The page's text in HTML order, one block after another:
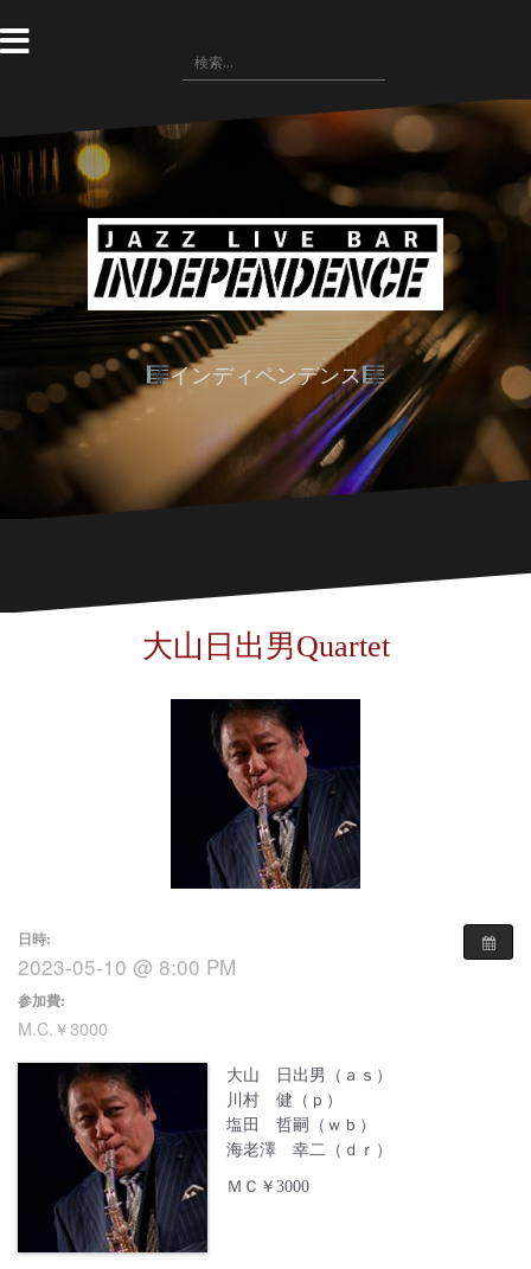
ン
テ
へ
ス
検
索:
インディペンデンス
大山日出男Quartet
日時:
2023-05-10 @ 8:00 PM
参加費:
M.C.￥3000
大山 日出男（ａｓ）
川村 健（ｐ）
塩田 哲嗣（ｗｂ）
海老澤 幸二（ｄｒ）
ＭＣ￥3000